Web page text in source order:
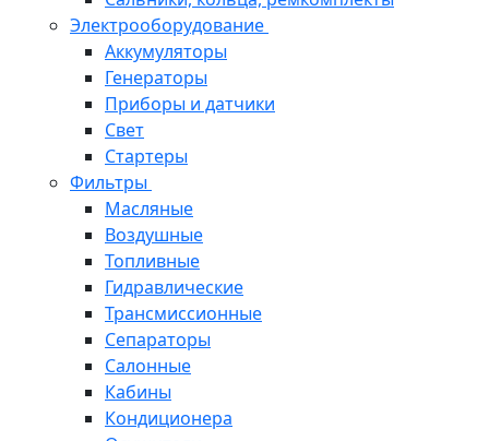
Электрооборудование
Аккумуляторы
Генераторы
Приборы и датчики
Свет
Стартеры
Фильтры
Масляные
Воздушные
Топливные
Гидравлические
Трансмиссионные
Сепараторы
Салонные
Кабины
Кондиционера